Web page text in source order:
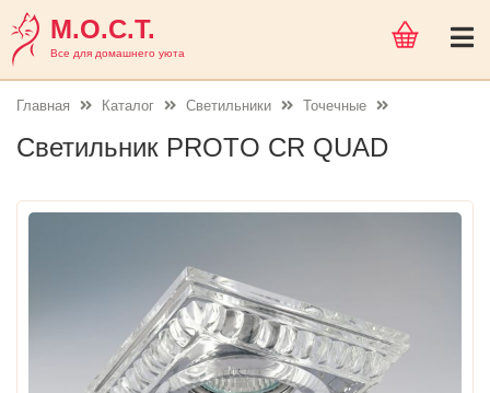
М.О.С.Т.
Все для домашнего уюта
Главная Каталог Светильники Точечные
Светильник PROTO CR QUAD